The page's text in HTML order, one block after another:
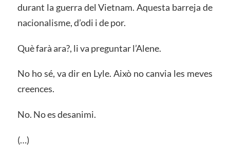
durant la guerra del Vietnam. Aquesta barreja de
nacionalisme, d’odi i de por.
Què farà ara?, li va preguntar l’Alene.
No ho sé, va dir en Lyle. Això no canvia les meves
creences.
No. No es desanimi.
(…)